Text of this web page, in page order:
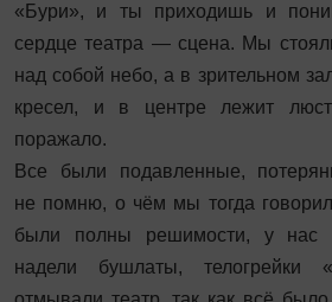
«Бури», и ты приходишь и
сердце театра — сцена. Мы
над собой небо, а в зрительном
кресел, и в центре лежит
поражало.
Все были подавленные,
не помню, о чём мы тогда
были полны решимости, у нас
надели бушлаты, телогрейки